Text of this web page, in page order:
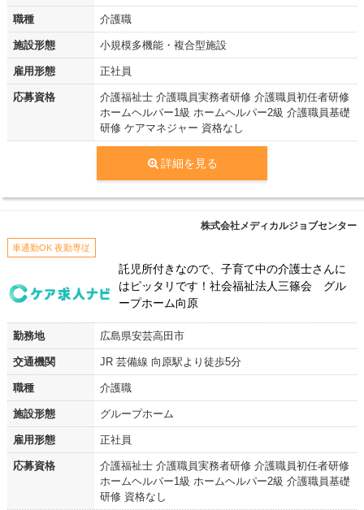
職種 介護職
施設形態 小規模多機能・複合型施設
雇用形態 正社員
応募資格
介護福祉士 介護職員実務者研修 介護職員初任者研修
ホームヘルパー1級 ホームヘルパー2級 介護職員基礎
研修 ケアマネジャー 資格なし
詳細を見る
株式会社メディカルジョブセンター
車通勤OK 夜勤専従
託児所付きなので、子育て中の介護士さんに
はピッタリです！社会福祉法人三篠会 グル
ープホーム向原
勤務地 広島県安芸高田市
交通機関 JR 芸備線 向原駅より徒歩5分
職種 介護職
施設形態 グループホーム
雇用形態 正社員
応募資格
介護福祉士 介護職員実務者研修 介護職員初任者研修
ホームヘルパー1級 ホームヘルパー2級 介護職員基礎
研修 資格なし